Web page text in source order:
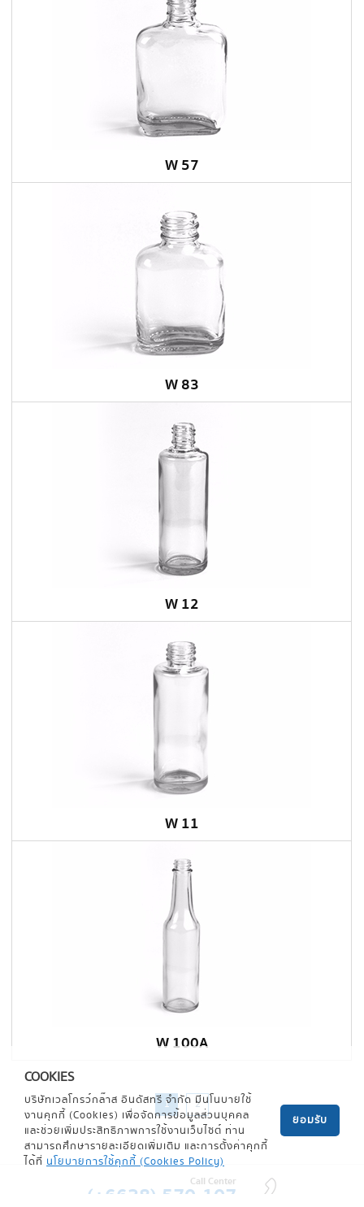
W 57
W 83
W 12
W 11
W 100A
1 2
COOKIES
บริษัทเวลโกรว์กล๊าส อินดัสทรี จำกัด มีนโนบายใช้
งานคุกกี้ (Cookies) เพื่อจัดการข้อมูลส่วนบุคคล
และช่วยเพิ่มประสิทธิภาพการใช้งานเว็บไซต์ ท่าน
สามารถศึกษารายละเอียดเพิ่มเติม และการตั้งค่าคุกกี้
ได้ที่ นโยบายการใช้คุกกี้ (Cookies Policy)
ยอมรับ
Call Center
(+6638) 570-107